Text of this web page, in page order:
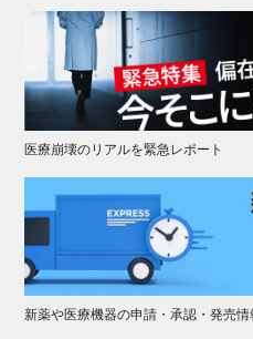
医療崩壊のリアルを緊急レポート
新薬や医療機器の申請・承認・発売情